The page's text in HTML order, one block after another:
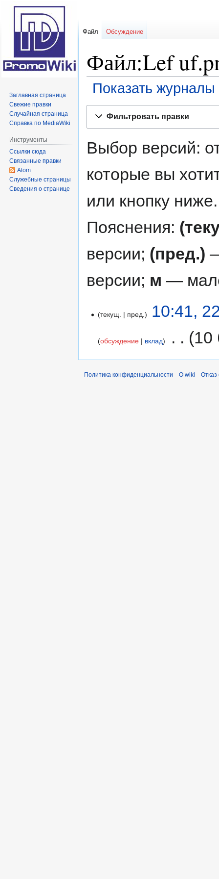
Файл:Lef
Показать
Фильтровать правки
Выбор версий:
которые вы
или кнопку ниже.
Пояснения:
версии; (пред.)
версии; м —
текущ. пред. 10:41,
обсуждение вклад 10
Файл Обсуждение
Заглавная страница
Свежие правки
Случайная страница
Справка по MediaWiki
Инструменты
Ссылки сюда
Связанные правки
Atom
Служебные страницы
Сведения о странице
Политика конфиденциальности О wiki Отказ